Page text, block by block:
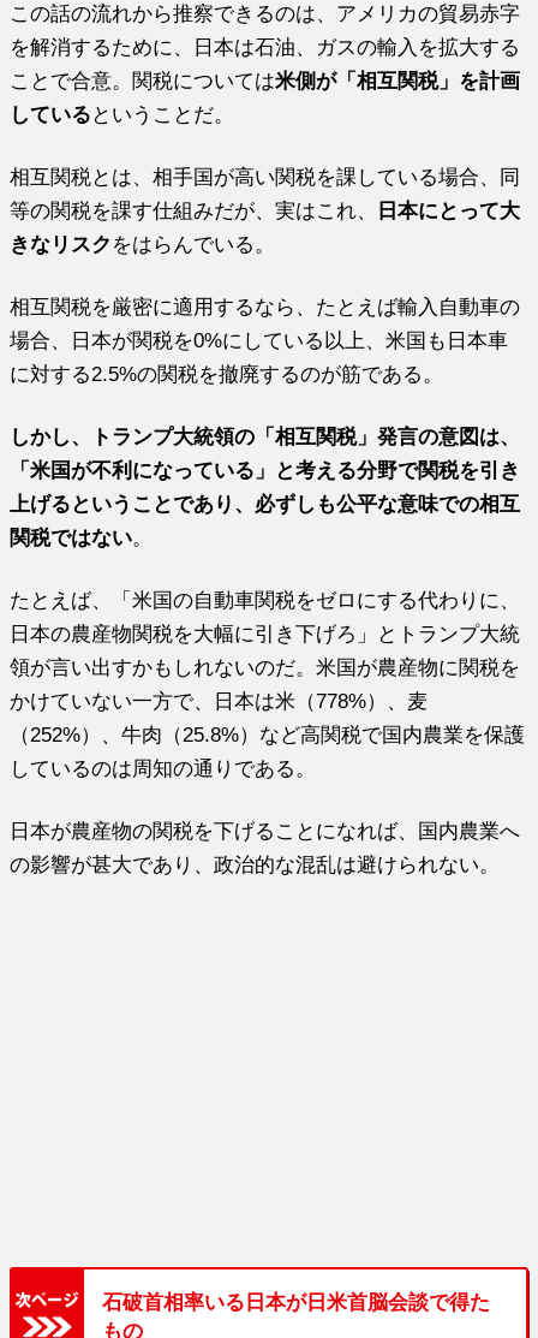
この話の流れから推察できるのは、アメリカの貿易赤字
を解消するために、日本は石油、ガスの輸入を拡大する
ことで合意。関税については米側が「相互関税」を計画
している ということだ。
相互関税とは、相手国が高い関税を課している場合、同
等の関税を課す仕組みだが、実はこれ、
日本にとって大
きなリスク をはらんでいる。
相互関税を厳密に適用するなら、たとえば輸入自動車の
場合、日本が関税を0%にしている以上、米国も日本車
に対する2.5%の関税を撤廃するのが筋である。
しかし、トランプ大統領の「相互関税」発言の意図は、
「米国が不利になっている」と考える分野で関税を引き
上げるということであり、必ずしも公平な意味での相互
関税ではない。
たとえば、「米国の自動車関税をゼロにする代わりに、
日本の農産物関税を大幅に引き下げろ」とトランプ大統
領が言い出すかもしれないのだ。米国が農産物に関税を
かけていない一方で、日本は米（778%）、麦
（252%）、牛肉（25.8%）など高関税で国内農業を保護
しているのは周知の通りである。
日本が農産物の関税を下げることになれば、国内農業へ
の影響が甚大であり、政治的な混乱は避けられない。
石破首相率いる日本が日米首脳会談で得た
もの